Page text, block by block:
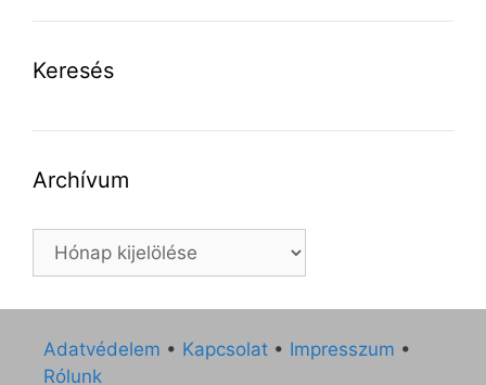
Keresés
Archívum
Archívum
Adatvédelem • Kapcsolat • Impresszum •
Rólunk